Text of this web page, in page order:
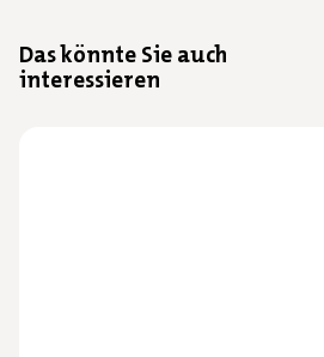
Das könnte Sie auch
interessieren